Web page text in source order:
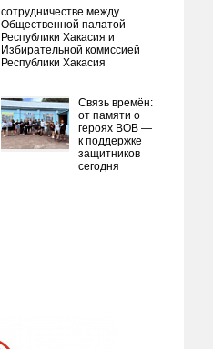
сотрудничестве между
Общественной палатой
Республики Хакасия и
Избирательной комиссией
Республики Хакасия
Связь времён:
от памяти о
героях ВОВ —
к поддержке
защитников
сегодня